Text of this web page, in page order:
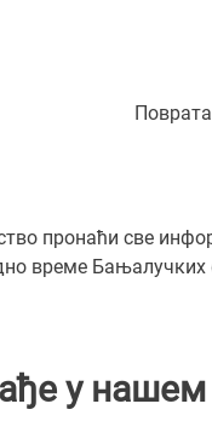
пронаћи све
време
у нашем